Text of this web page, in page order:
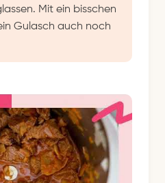
Mit ein bisschen
Gulasch auch noch